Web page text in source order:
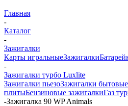
Главная
-
Каталог
-
Зажигалки
Карты игральныеЗажигалки
-
Зажигалки турбо Luxlite
Зажигалки пьезоЗажигалки бытовые
плитыБензиновые зажигалкиГаз
-Зажигалка 90 WP Animals